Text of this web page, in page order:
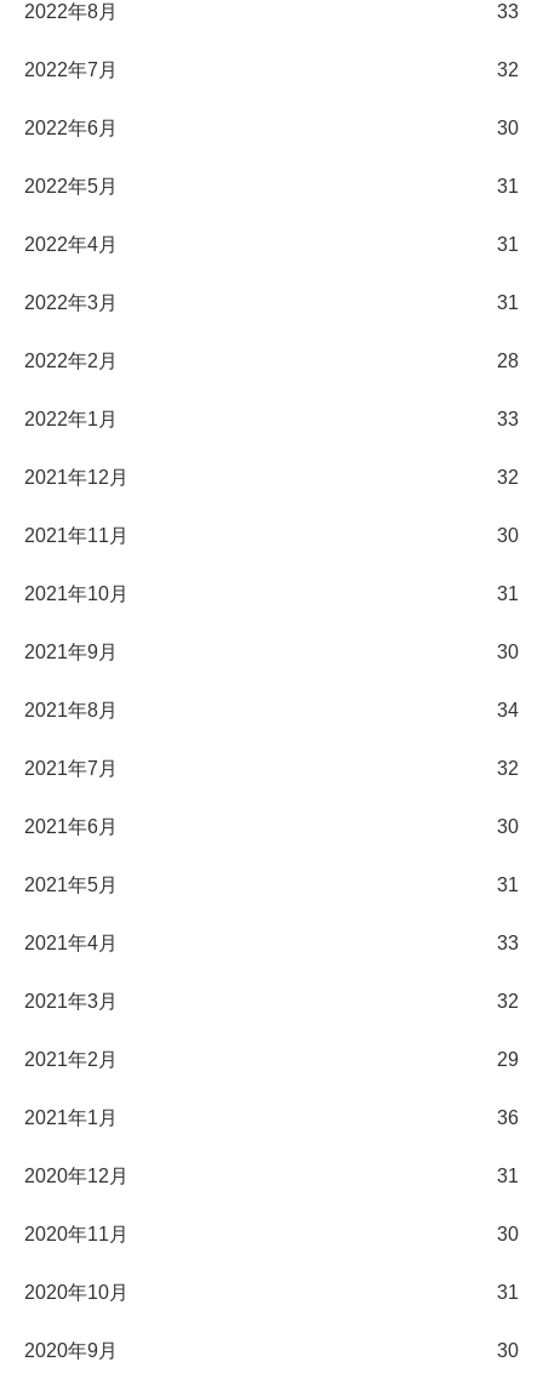
2022年8月 33
2022年7月 32
2022年6月 30
2022年5月 31
2022年4月 31
2022年3月 31
2022年2月 28
2022年1月 33
2021年12月 32
2021年11月 30
2021年10月 31
2021年9月 30
2021年8月 34
2021年7月 32
2021年6月 30
2021年5月 31
2021年4月 33
2021年3月 32
2021年2月 29
2021年1月 36
2020年12月 31
2020年11月 30
2020年10月 31
2020年9月 30